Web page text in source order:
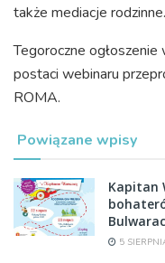
także mediacje rodzinne.
Tegoroczne
postaci webinaru
ROMA.
Powiązane wpisy
Kapitan
5